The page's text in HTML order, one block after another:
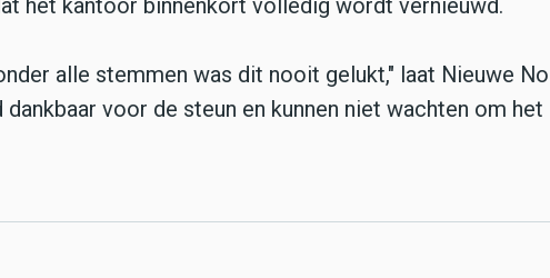
het kantoor binnenkort volledig wordt vernieuwd.
alle stemmen was dit nooit gelukt," laat Nieuwe
voor de steun en kunnen niet wachten om het